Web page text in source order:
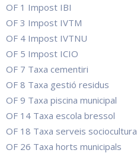
OF 1 Impost IBI
OF 3 Impost IVTM
OF 4 Impost IVTNU
OF 5 Impost ICIO
OF 7 Taxa cementiri
OF 8 Taxa gestió residus
OF 9 Taxa piscina municipal
OF 14 Taxa escola bressol
OF 18 Taxa serveis
OF 26 Taxa horts municipals